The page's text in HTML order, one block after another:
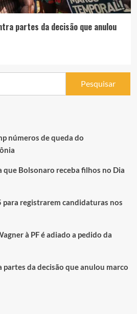
partes da decisão que anulou
números de queda do
que Bolsonaro receba filhos no Dia
para registrarem candidaturas nos
à PF é adiado a pedido da
partes da decisão que anulou marco